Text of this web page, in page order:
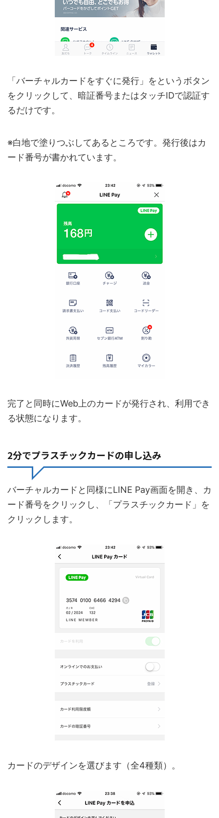
「バーチャルカードをすぐに発行」をというボタン
をクリックして、暗証番号またはタッチIDで認証す
るだけです。
※白地で塗りつぶしてあるところです。発行後はカ
ード番号が書かれています。
完了と同時にWeb上のカードが発行され、利用でき
る状態になります。
2分でプラスチックカードの申し込み
バーチャルカードと同様にLINE Pay画面を開き、カ
ード番号をクリックし、「プラスチックカード」を
クリックします。
カードのデザインを選びます（全4種類）。